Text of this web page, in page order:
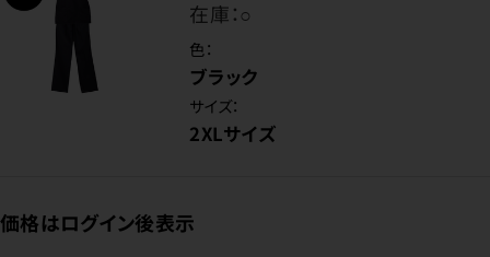
在庫：○
色：
ブラック
サイズ：
2XLサイズ
価格はログイン後表示